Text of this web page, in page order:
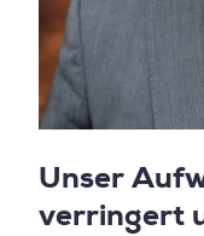
Unser
verringert